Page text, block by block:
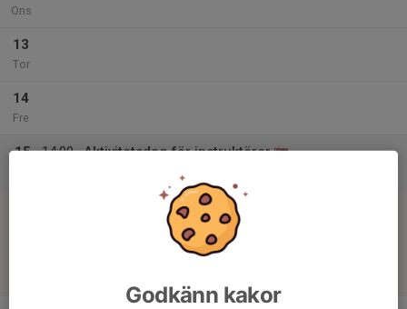
Ons
13
Tor
14
Fre
15
14:00
Aktivitetsdag för instruktörer
Godkänn kakor